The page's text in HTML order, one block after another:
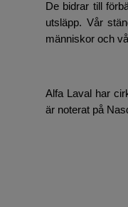
De bidrar till
utsläpp. Vår
människor och
Alfa Laval har
är noterat på